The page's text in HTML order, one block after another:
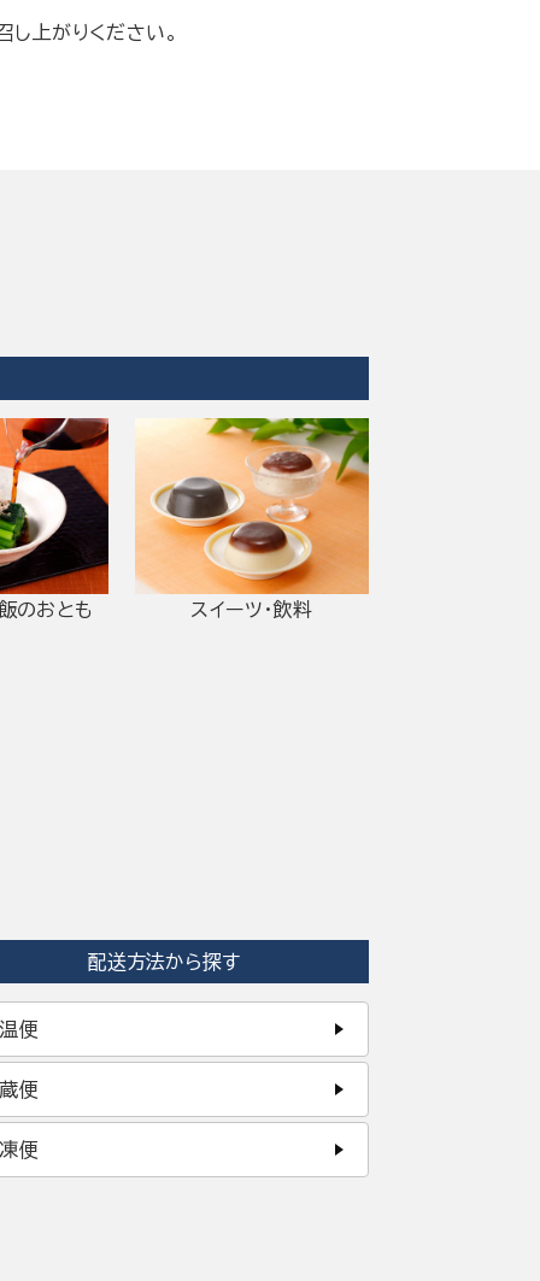
上がりください。
のおとも スイーツ・飲料
配送方法から探す
便
便
便